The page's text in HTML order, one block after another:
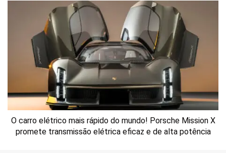
O carro elétrico mais rápido do mundo! Porsche Mission X
promete transmissão elétrica eficaz e de alta potência